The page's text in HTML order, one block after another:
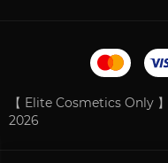
【 Elite Cosmetics Only
2026